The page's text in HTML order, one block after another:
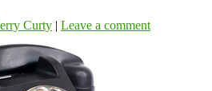
Curty | Leave a comment